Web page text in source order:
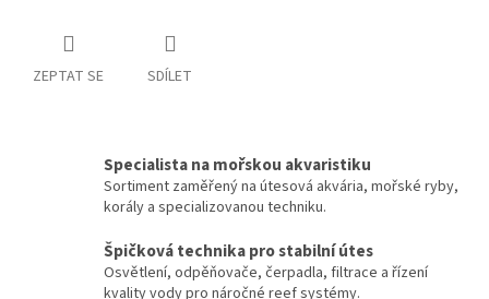
ZEPTAT SE SDÍLET
Specialista na mořskou akvaristiku
Sortiment zaměřený na útesová akvária, mořské ryby,
korály a specializovanou techniku.
Špičková technika pro stabilní útes
Osvětlení, odpěňovače, čerpadla, filtrace a řízení
kvality vody pro náročné reef systémy.